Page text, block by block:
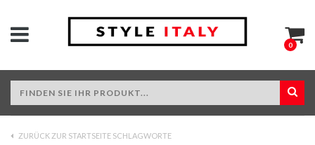
0
ZURÜCK ZUR STARTSEITE SCHLAGWORTE